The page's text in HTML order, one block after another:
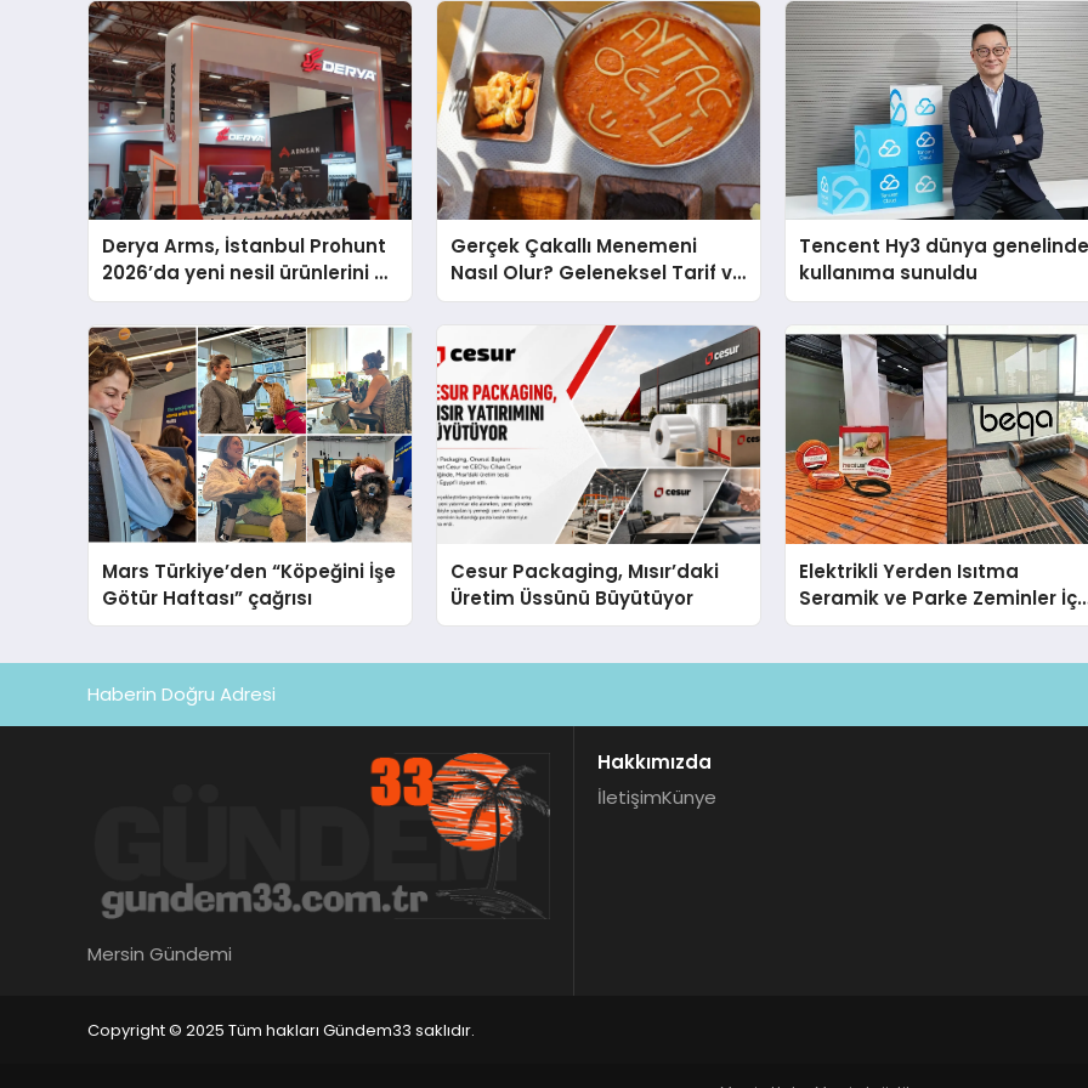
Derya Arms, İstanbul Prohunt
2026’da yeni nesil ürünlerini ve
global marka vizyonunu
sergiledi
Gerçek Çakallı Menemeni
Nasıl Olur? Geleneksel Tarif ve
Sunum
Tencent Hy3 dünya
kullanıma sunuldu
Mars Türkiye’den “Köpeğini İşe
Götür Haftası” çağrısı
Cesur Packaging, Mısır’daki
Üretim Üssünü Büyütüyor
Elektrikli Yerden Isıtma
Seramik ve Parke Zeminler
En Verimli Çözümler
Haberin Doğru Adresi
Mersin Gündemi
Hakkımızda
İletişimKünye
Copyright © 2025 Tüm hakları Gündem33 saklıdır.